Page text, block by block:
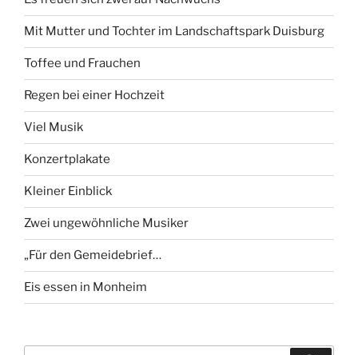
Mit Mutter und Tochter im Landschaftspark Duisburg
Toffee und Frauchen
Regen bei einer Hochzeit
Viel Musik
Konzertplakate
Kleiner Einblick
Zwei ungewöhnliche Musiker
„Für den Gemeidebrief…
Eis essen in Monheim